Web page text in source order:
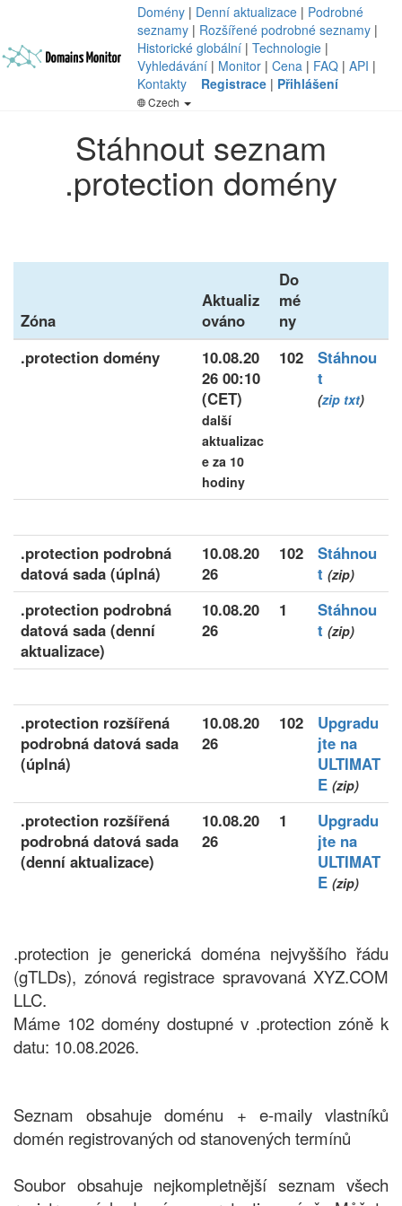
Domény | Denní aktualizace | Podrobné
seznamy | Rozšířené podrobné seznamy |
Historické globální | Technologie |
Vyhledávání | Monitor | Cena | FAQ | API |
Kontakty
Registrace | Přihlášení
Czech
Stáhnout seznam
.protection domény
Zóna
Aktualiz
ováno
Do
mé
ny
.protection domény
10.08.20
26 00:10
(CET)
další
aktualizac
e za 10
hodiny
102
Stáhnou
t
(zip txt)
.protection podrobná
datová sada (úplná)
10.08.20
26
102
Stáhnou
t (zip)
.protection podrobná
datová sada (denní
aktualizace)
10.08.20
26
1
Stáhnou
t (zip)
.protection rozšířená
podrobná datová sada
(úplná)
10.08.20
26
102
Upgradu
jte na
ULTIMAT
E (zip)
.protection rozšířená
podrobná datová sada
(denní aktualizace)
10.08.20
26
1
Upgradu
jte na
ULTIMAT
E (zip)
.protection je generická doména nejvyššího řádu
(gTLDs), zónová registrace spravovaná XYZ.COM
LLC.
Máme 102 domény dostupné v .protection zóně k
datu: 10.08.2026.
Seznam obsahuje doménu + e-maily vlastníků
domén registrovaných od stanovených termínů
Soubor obsahuje nejkompletnější seznam všech